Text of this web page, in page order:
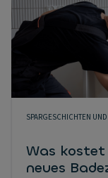
SPARGESCHICHTEN
Was kostet
neues